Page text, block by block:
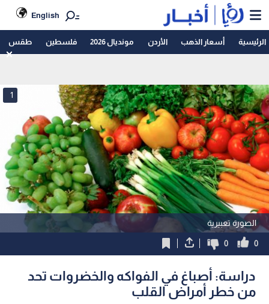
English
الرئيسية أسعار الذهب الأردن مونديال 2026 فلسطين طقس
الصورة تعبيرية
1
0
0
دراسة: أصباغ في الفواكه والخضروات تحد
من خطر أمراض القلب